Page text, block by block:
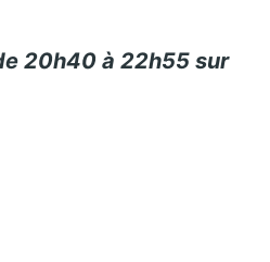
20h40 à 22h55 sur